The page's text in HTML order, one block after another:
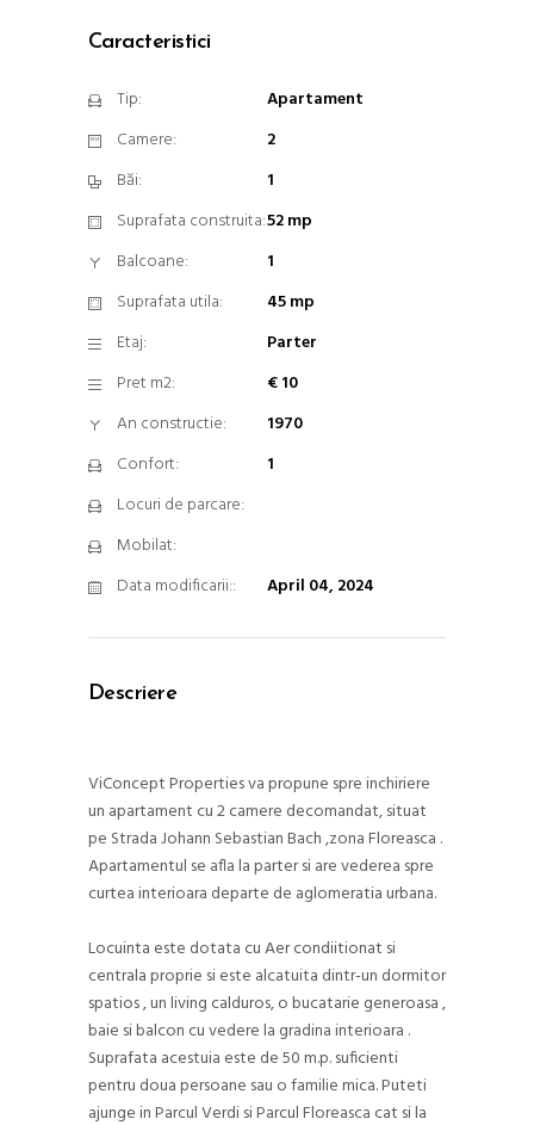
Caracteristici
Tip:
Apartament
Camere:
2
Băi:
1
Suprafata construita:52 mp
Balcoane:
1
Suprafata utila:
45 mp
Etaj:
Parter
Pret m2:
€ 10
An constructie:
1970
Confort:
1
Locuri de parcare:
Mobilat:
Data modificarii::
April 04, 2024
Descriere
ViConcept Properties va propune spre inchiriere
un apartament cu 2 camere decomandat, situat
pe Strada Johann Sebastian Bach ,zona Floreasca .
Apartamentul se afla la parter si are vederea spre
curtea interioara departe de aglomeratia urbana.
Locuinta este dotata cu Aer condiitionat si
centrala proprie si este alcatuita dintr-un dormitor
spatios , un living calduros, o bucatarie generoasa ,
baie si balcon cu vedere la gradina interioara .
Suprafata acestuia este de 50 m.p. suficienti
pentru doua persoane sau o familie mica. Puteti
ajunge in Parcul Verdi si Parcul Floreasca cat si la